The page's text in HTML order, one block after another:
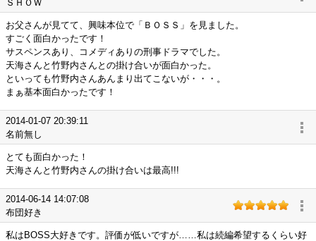
ＳＨＯＷ
お父さんが見てて、興味本位で「ＢＯＳＳ」を見ました。
すごく面白かったです！
サスペンスあり、コメディありの刑事ドラマでした。
天海さんと竹野内さんとの掛け合いが面白かった。
といっても竹野内さんあんまり出てこないが・・・。
まぁ基本面白かったです！
2014-01-07 20:39:11
名前無し
とても面白かった！
天海さんと竹野内さんの掛け合いは最高!!!
2014-06-14 14:07:08
布団好き
私はBOSS大好きです。評価が低いですが……私は続編希望するくらい好